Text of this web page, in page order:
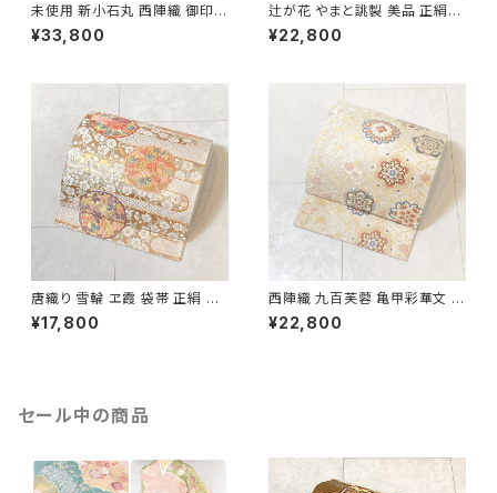
未使用 新小石丸 西陣織 御印華
唐織 花柄 袋帯 正絹 金糸 白 ク
リーム ピンク 紫 576
¥33,800
辻が花 やまと誂製 美品 正絹
金糸 袋帯 黒 紺 紫 パステルカ
ラー 702
¥22,800
唐織り 雪輪 ヱ霞 袋帯 正絹 金
糸 白 ピンク 水色 紫 パステルカ
ラー 531
¥17,800
西陣織 九百芙蓉 亀甲彩華文 唐
織り 袋帯 正絹 金糸 クリーム色
白 667
¥22,800
セール中の商品